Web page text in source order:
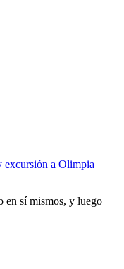
excursión a Olimpia
en sí mismos, y luego